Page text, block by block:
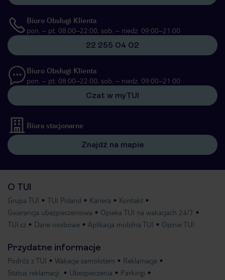
Biuro Obsługi Klienta
pon. – pt. 08:00–22:00, sob. – niedz. 09:00–21:00
22 255 04 02
Biuro Obsługi Klienta
pon. – pt. 08:00–22:00, sob. – niedz. 09:00–21:00
Czat w myTUI
Biura stacjonarne
Znajdź na mapie
O TUI
Grupa TUI TUI Poland Kariera
Kontakt
Gwarancja ubezpieczeniowa
Opieka TUI na wakacjach 24/7
TUI.cz
Dane osobowe Aplikacja mobilna TUI Opinie TUI
Przydatne informacje
Podróż z TUI Wakacje samolotem
Reklamacje
Status reklamacji
Ubezpieczenia Parkingi